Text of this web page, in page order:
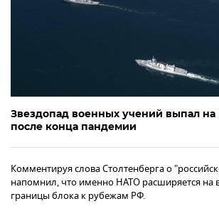
Звездопад военных учений выпал на
после конца пандемии
Комментируя слова Столтенберга о
напомнил, что именно НАТО расширяется на
границы блока к рубежам РФ.